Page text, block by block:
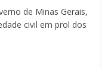
de Minas Gerais,
civil em prol dos